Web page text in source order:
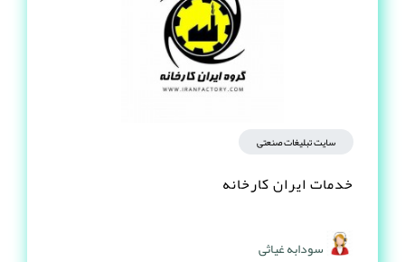
سایت تبلیغات صنعتی
خدمات ایران کارخانه
سودابه غیاثی